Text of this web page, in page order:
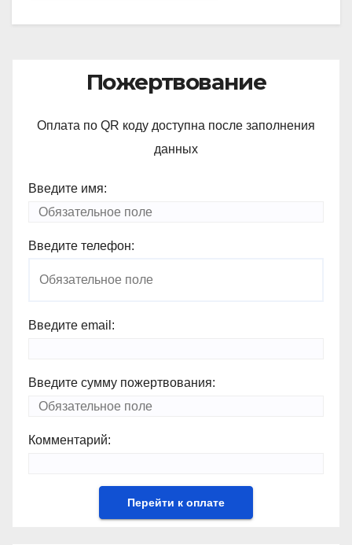
Пожертвование
Оплата по QR коду доступна после заполнения
данных
Введите имя:
Введите телефон:
Введите email:
Введите сумму пожертвования:
Комментарий: